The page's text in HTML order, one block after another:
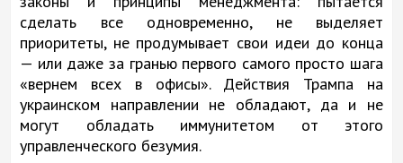
сделать все одновременно, не выделяет
приоритеты, не продумывает свои идеи до конца
— или даже за гранью первого самого просто шага
«вернем всех в офисы». Действия Трампа на
украинском направлении не обладают, да и не
могут обладать иммунитетом от этого
управленческого безумия.